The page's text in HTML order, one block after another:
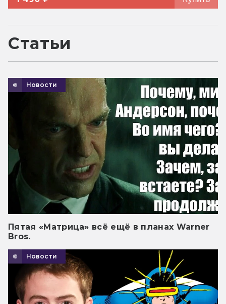
Статьи
Новости
Пятая «Матрица» всё ещё в планах Warner
Bros.
Новости